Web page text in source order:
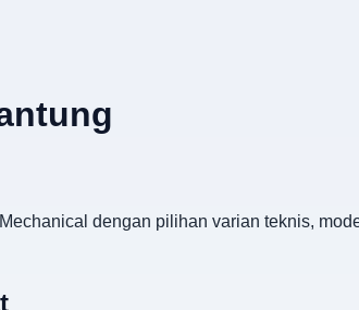
dengan pilihan varian teknis,